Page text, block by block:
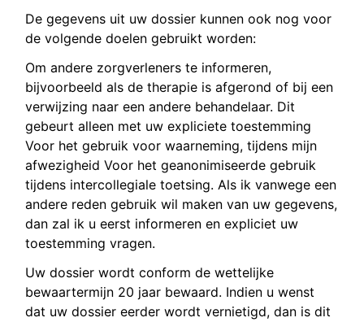
De gegevens uit uw dossier kunnen ook nog voor
de volgende doelen gebruikt worden:
Om andere zorgverleners te informeren,
bijvoorbeeld als de therapie is afgerond of bij een
verwijzing naar een andere behandelaar. Dit
gebeurt alleen met uw expliciete toestemming
Voor het gebruik voor waarneming, tijdens mijn
afwezigheid Voor het geanonimiseerde gebruik
tijdens intercollegiale toetsing. Als ik vanwege een
andere reden gebruik wil maken van uw gegevens,
dan zal ik u eerst informeren en expliciet uw
toestemming vragen.
Uw dossier wordt conform de wettelijke
bewaartermijn 20 jaar bewaard. Indien u wenst
dat uw dossier eerder wordt vernietigd, dan is dit